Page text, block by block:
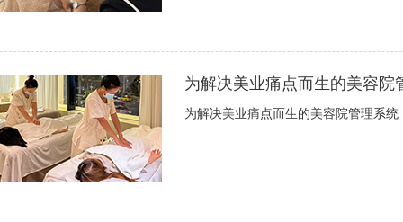
为解决美业痛点而生的美容院
为解决美业痛点而生的美容院管理系统